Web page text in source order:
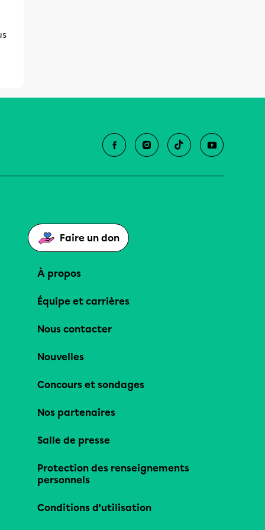
Faire un don
À propos
Équipe et carrières
Nous contacter
Nouvelles
Concours et sondages
Nos partenaires
Salle de presse
Protection des renseignements
personnels
Conditions d’utilisation